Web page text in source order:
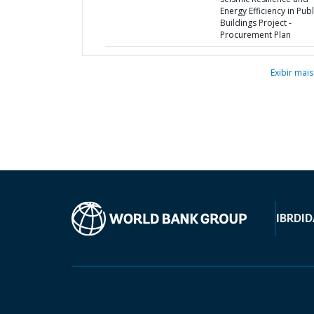
Energy Efficiency in
Buildings Project -
Procurement Plan
Exibir mais
IBRD